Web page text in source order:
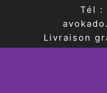
Tél :
Livraison